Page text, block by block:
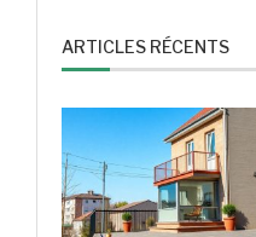
ARTICLES RÉCENTS